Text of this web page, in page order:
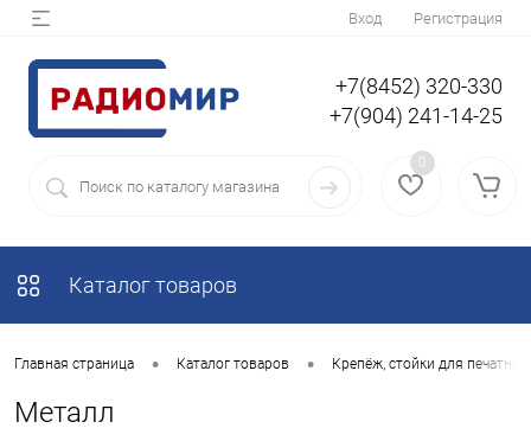
Вход Регистрация
+7(8452) 320-330
+7(904) 241-14-25
0
Каталог товаров
Главная страница • Каталог товаров • Крепёж, стойки для
Металл